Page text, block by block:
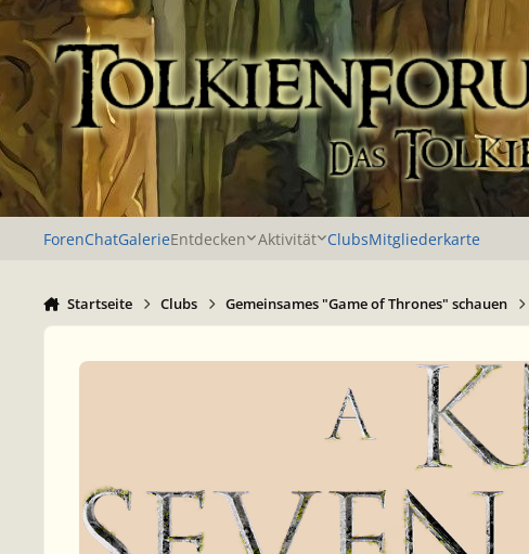
Zu Inhalt springen
ForenChatGalerieEntdecken Aktivität ClubsMitgliederkarte
Startseite Clubs Gemeinsames "Game of Thrones" schauen